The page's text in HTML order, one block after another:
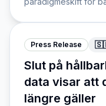
brandevalueringer.
Press Release
Slut på
data visar att
längre gäller